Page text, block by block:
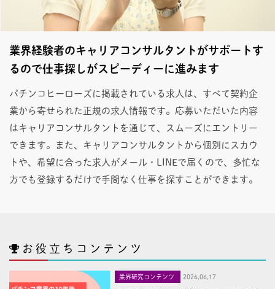
業界経験者のキャリアコンサルタントがサポートす
るので仕事探しがスピーディーに進みます
パチンコヒーローズに掲載されている求人は、すべて契約企
業から寄せられた正規の求人情報です。応募いただいた内容
はキャリアコンサルタントを通じて、スムーズにエントリー
できます。また、キャリアコンサルタントから個別にスカウ
トや、希望に合った求人がメール・LINEで届くので、多忙な
方でも登録するだけで手間なく仕事を探すことができます。
お役立ちコンテンツ
業界研究コンテンツ 2026,06,17